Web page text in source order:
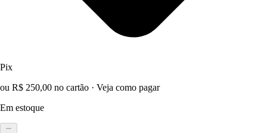
Pix
ou R$ 250,00 no cartão · Veja como pagar
Em estoque